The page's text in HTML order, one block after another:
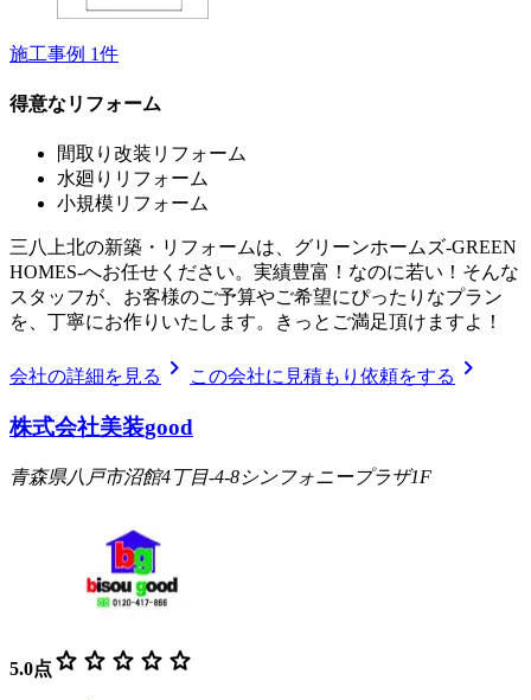
施工事例 1件
得意なリフォーム
間取り改装リフォーム
水廻りリフォーム
小規模リフォーム
三八上北の新築・リフォームは、グリーンホームズ‐GREEN
HOMES‐へお任せください。実績豊富！なのに若い！そんな
スタッフが、お客様のご予算やご希望にぴったりなプラン
を、丁寧にお作りいたします。きっとご満足頂けますよ！
会社の詳細を見る chevron_right この会社に見積もり依頼をする chevron_right
株式会社美装good
青森県八戸市沼館4丁目-4-8シンフォニープラザ1F
5.0点 star star star star star